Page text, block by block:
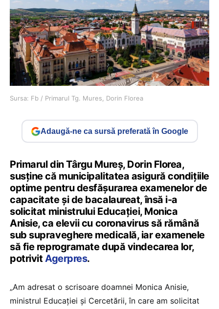
Sursa: Fb / Primarul Tg. Mures, Dorin Florea
Adaugă-ne ca sursă preferată în Google
Primarul din Târgu Mureş, Dorin Florea,
susţine că municipalitatea asigură condiţiile
optime pentru desfăşurarea examenelor de
capacitate şi de bacalaureat, însă i-a
solicitat ministrului Educaţiei, Monica
Anisie, ca elevii cu coronavirus să rămână
sub supraveghere medicală, iar examenele
să fie reprogramate după vindecarea lor,
potrivit Agerpres.
„Am adresat o scrisoare doamnei Monica Anisie,
ministrul Educaţiei şi Cercetării, în care am solicitat